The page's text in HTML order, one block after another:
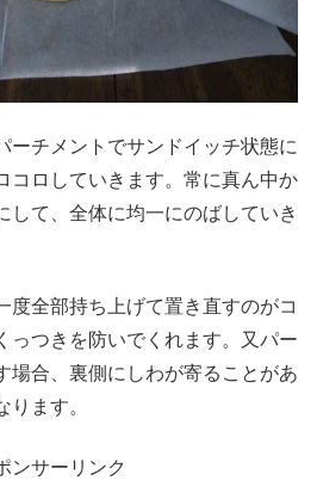
ーチメントでサンドイッチ状態に
コロしていきます。常に真ん中か
して、全体に均一にのばしていき
度全部持ち上げて置き直すのがコ
っつきを防いでくれます。又パー
場合、裏側にしわが寄ることがあ
ります。
ンサーリンク